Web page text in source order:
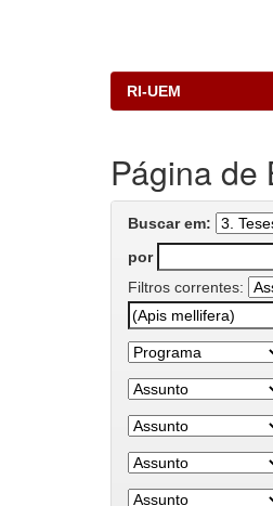
RI-UEM
Página de
Buscar em:
por
Filtros correntes: